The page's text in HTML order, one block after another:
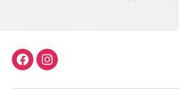
facebookinstagram